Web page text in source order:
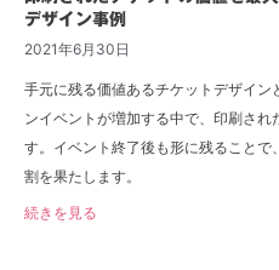
デザイン事例
2021年6月30日
手元に残る価値あるチケットデザイン
ンイベントが増加する中で、印刷され
す。イベント終了後も形に残ること
割を果たします。
続きを見る